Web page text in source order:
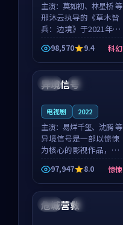
主演： 莫如初、林星桥 等
邢沐云执导的《草木皆
兵：边境》于2021年面
世，泰国的城市气质与
校园青春的人物心境共
同构筑了影片基调。莫
如初、林星桥用细腻的
表演撑起整部科幻电
98,570 9.4 科幻
中国 独播
异境信号
电视剧 2022
主演： 易烊千玺、沈腾 等
异境信号是一部以惊悚
为核心的影视作品，围
绕危机、反转与人物成
长展开，整体节奏紧
凑，值得推荐观看。
97,947 8.0 惊悚
日本 4K
危城营救